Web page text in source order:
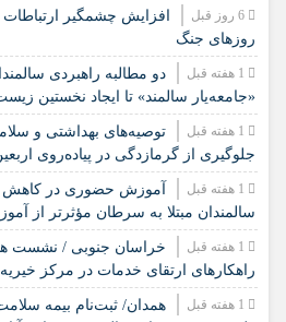
افزایش چشمگیر ارتباطات
روزهای جنگ
دو مطالبه راهبردی
«جامعه‌یار سالمند» تا ایجاد نخستین
️توصیه‌های بهداشتی و
جلوگیری از گرمازدگی در پیاده‌روی
آموزش حضوری در کاهش
سالمندان مبتلا به سرطان مؤثرتر از
خراسان جنوبی / نشست
راهکارهای ارتقای خدمات در مرکز
همدان/ ثبت‌نام بیمه